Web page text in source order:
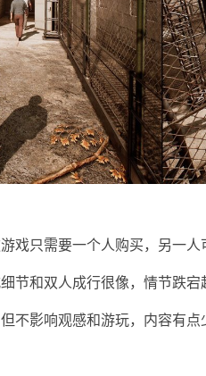
戏只需要一个人购买，另一人
节和双人成行很像，情节跌宕
不影响观感和游玩，内容有